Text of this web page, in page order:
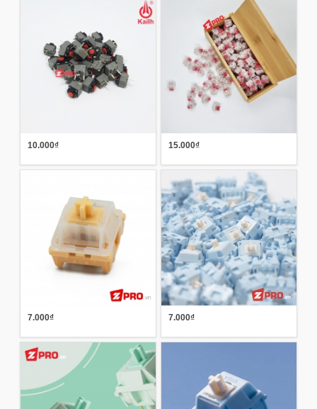
10.000₫ 15.000₫
7.000₫ 7.000₫